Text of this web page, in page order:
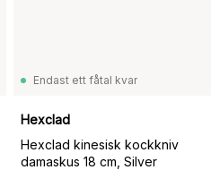
Endast ett fåtal kvar
Hexclad
Hexclad kinesisk kockkniv
damaskus 18 cm, Silver